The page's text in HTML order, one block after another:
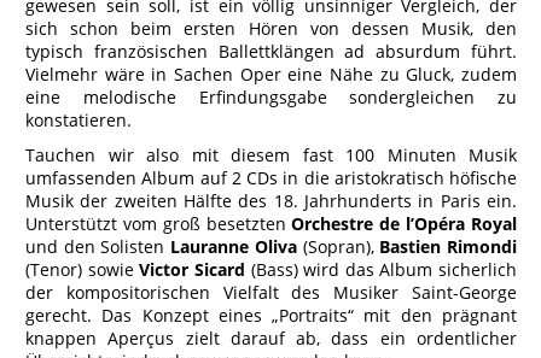
gewesen sein soll, ist ein völlig unsinniger Vergleich, der
sich schon beim ersten Hören von dessen Musik, den
typisch französischen Ballettklängen ad absurdum führt.
Vielmehr wäre in Sachen Oper eine Nähe zu Gluck, zudem
eine melodische Erfindungsgabe sondergleichen zu
konstatieren.
Tauchen wir also mit diesem fast 100 Minuten Musik
umfassenden Album auf 2 CDs in die aristokratisch höfische
Musik der zweiten Hälfte des 18. Jahrhunderts in Paris ein.
Unterstützt vom groß besetztenOrchestre de l’Opéra Royal
und den Solisten Lauranne Oliva (Sopran), Bastien Rimondi
(Tenor) sowieVictor Sicard (Bass) wird das Album sicherlich
der kompositorischen Vielfalt des Musiker Saint-George
gerecht. Das Konzept eines „Portraits“ mit den prägnant
knappen Aperçus zielt darauf ab, dass ein ordentlicher